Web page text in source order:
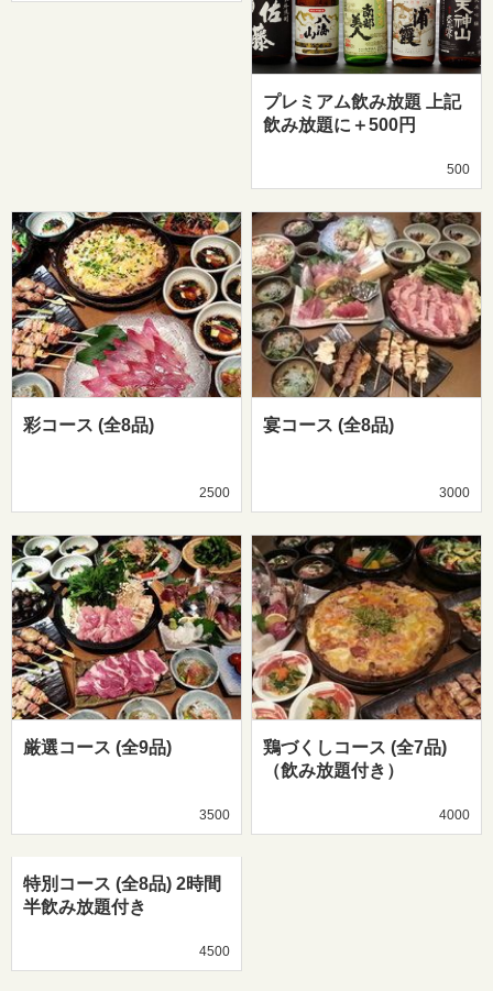
プレミアム飲み放題 上記
飲み放題に＋500円
500
彩コース (全8品)
2500
宴コース (全8品)
3000
厳選コース (全9品)
3500
鶏づくしコース (全7品)
（飲み放題付き）
4000
特別コース (全8品) 2時間
半飲み放題付き
4500